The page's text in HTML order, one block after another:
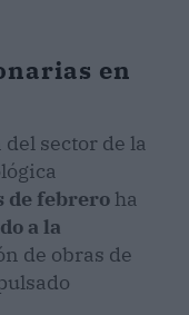
en
sector de la
de febrero ha
a la
de obras de